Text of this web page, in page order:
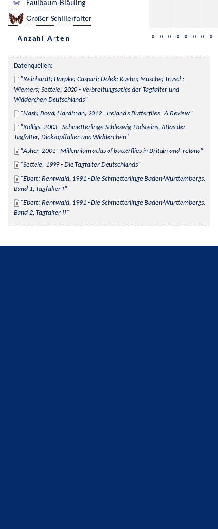
Faulbaum-Bläuling
Großer Schillerfalter
Anzahl Arten 0 0 0 0 0 0 0 0
Datenquellen:
Reinhardt; Harpke; Caspari; Dolek; Kuehn; Musche; Trusch;
Wiemers; Settele, 2020 - Verbreitungsatlas der Tagfalter und
Widderchen Deutschlands
Nash; Boyd; Hardiman, 2012 - Ireland's Butterflies - A Review
Kolligs, 2003 - Schmetterlinge Schleswig-Holsteins, Atlas der
Tagfalter, Dickkopffalter und Widderchen
Asher, 2001 - Millennium atlas of butterflies in Britain and Ireland
Settele, 1999 - Die Tagfalter Deutschlands
Ebert; Rennwald, 1991 - Die Schmetterlinge Baden-Württembergs.
Band 1, Tagfalter I
Ebert; Rennwald, 1991 - Die Schmetterlinge Baden-Württembergs.
Band 2, Tagfalter II